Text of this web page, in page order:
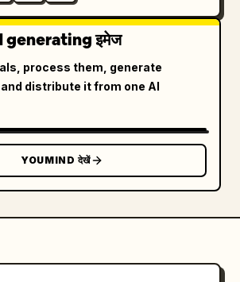
generating इमेज
process them, generate
distribute it from one AI
YOUMIND देखें